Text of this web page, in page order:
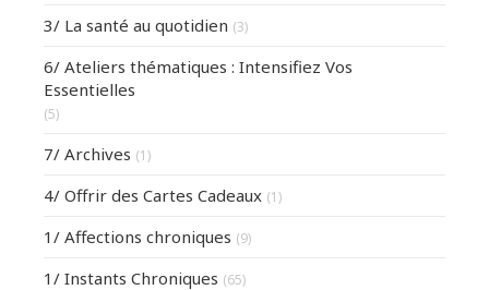
3/ La santé au quotidien (3)
6/ Ateliers thématiques : Intensifiez Vos
Essentielles
(5)
7/ Archives (1)
4/ Offrir des Cartes Cadeaux (1)
1/ Affections chroniques (9)
1/ Instants Chroniques (65)